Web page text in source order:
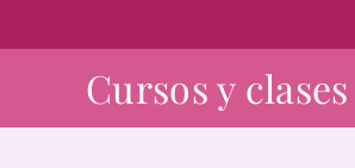
Cursos y